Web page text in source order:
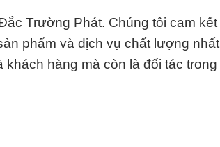
Trường Phát. Chúng tôi cam kết
phẩm và dịch vụ chất lượng nhất
hàng mà còn là đối tác trong